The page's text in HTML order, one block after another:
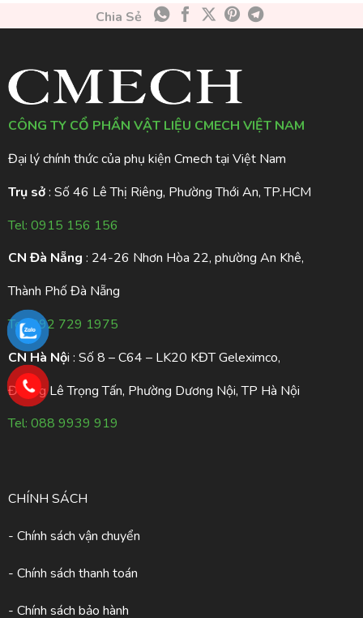
Chia Sẻ
CÔNG TY CỔ PHẦN VẬT LIỆU CMECH VIỆT NAM
Đại lý chính thức của phụ kiện Cmech tại Việt Nam
Trụ sở: Số 46 Lê Thị Riêng, Phường Thới An, TP.HCM
Tel: 0915 156 156
CN Đà Nẵng : 24-26 Nhơn Hòa 22, phường An Khê,
Thành Phố Đà Nẵng
Tel:092 729 1975
CN Hà Nội : Số 8 – C64 – LK20 KĐT Geleximco,
Đường Lê Trọng Tấn, Phường Dương Nội, TP Hà Nội
Tel: 088 9939 919
CHÍNH SÁCH
- Chính sách vận chuyển
- Chính sách thanh toán
- Chính sách bảo hành